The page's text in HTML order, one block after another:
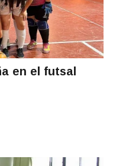
en el futsal